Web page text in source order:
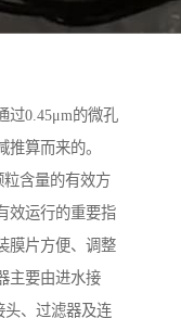
过0.45μm的微孔
算而来的。
含量的有效方
效运行的重要指
膜片方便、调整
主要由进水接
头、过滤器及连